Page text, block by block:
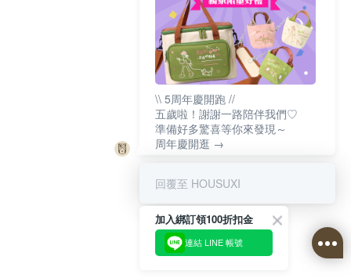
\\ 5周年慶開跑 //
五歲啦！謝謝一路陪伴我們♡
準備好多驚喜等你來發現～
周年慶開逛 →
回覆至 HOUSUXI
加入綁訂領100折扣金
連結 LINE 帳號